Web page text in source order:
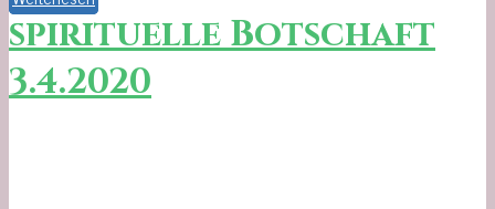
spirituelle Botschaft
3.4.2020